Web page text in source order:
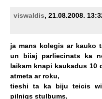
viswaldis, 21.08.2008.
ja mans kolegis ar kauko
un
biiaj parliecinats ka
laikam knapi kaukadus 10
atmeta ar roku,
tieshi
ta ka biju teicis
pilnigs stulbums,